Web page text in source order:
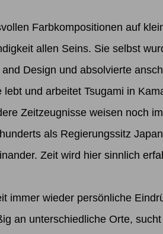
Farbkompositionen auf
allen Seins. Sie selbst
Design und absolvierte
und arbeitet Tsugami in
Zeitzeugnisse weisen noch
als Regierungssitz
Zeit wird hier sinnlich
immer wieder persönliche
an unterschiedliche Orte,